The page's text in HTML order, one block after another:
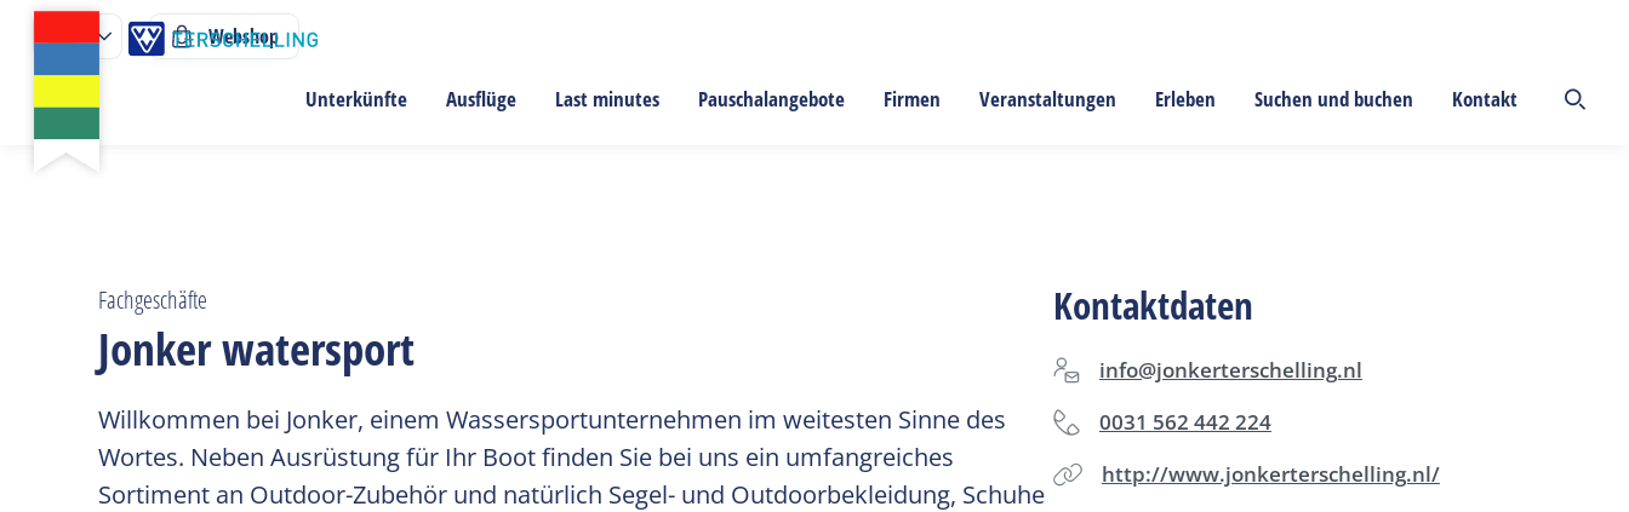
Unterkünfte Ausflüge Last minutes Pauschalangebote Firmen Veranstaltungen Erleben Suchen und buchen Kontakt
Webshop
Fachgeschäfte
Jonker watersport
Willkommen bei Jonker, einem Wassersportunternehmen im weitesten Sinne des
Wortes. Neben Ausrüstung für Ihr Boot finden Sie bei uns ein umfangreiches
Sortiment an Outdoor-Zubehör und natürlich Segel- und Outdoorbekleidung, Schuhe
Kontaktdaten
info@jonkerterschelling.nl
0031 562 442 224
http://www.jonkerterschelling.nl/